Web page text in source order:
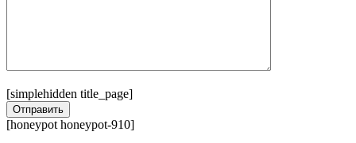
[simplehidden title_page]
[honeypot honeypot-910]